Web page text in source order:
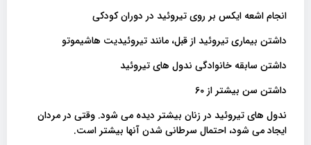
انجام اشعه ایکس بر روی تیروئید در دوران کودکی
داشتن بیماری تیروئید از قبل، مانند تیروئیدیت هاشیموتو
داشتن سابقه خانوادگی ندول های تیروئید
داشتن سن بیشتر از 60
ندول های تیروئید در زنان بیشتر دیده می شود. وقتی در مردان
ایجاد می شود، احتمال سرطانی شدن آنها بیشتر است.